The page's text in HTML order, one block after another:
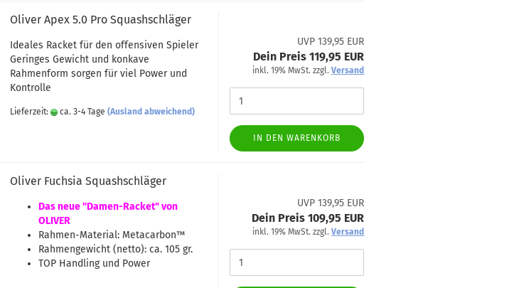
Oliver Apex 5.0 Pro Squashschläger
Ideales Racket für den offensiven Spieler
Geringes Gewicht und konkave
Rahmenform sorgen für viel Power und
Kontrolle
Lieferzeit: ca. 3-4 Tage (Ausland abweichend)
UVP 139,95 EUR
Dein Preis 119,95 EUR
inkl. 19% MwSt. zzgl.Versand
IN DEN WARENKORB
Oliver Fuchsia Squashschläger
Das neue "Damen-Racket" von
OLIVER
Rahmen-Material: Metacarbon™
Rahmengewicht (netto): ca. 105 gr.
TOP Handling und Power
UVP 139,95 EUR
Dein Preis 109,95 EUR
inkl. 19% MwSt. zzgl.Versand